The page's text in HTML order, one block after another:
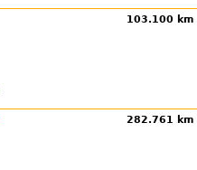
103.100 km
282.761 km